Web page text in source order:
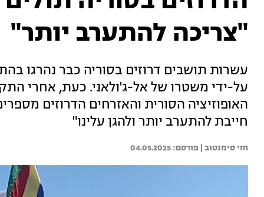
"צריכה להתערב יותר"
עשרות תושבים דרוזים בסוריה כבר נהרגו
על-ידי משטרו של אל-ג'ולאני. כעת, אחרי
האופוזיציה הסורית והאזרחים הדרוזים
חייבת להתערב יותר ולהגן עלינו"
חזי סימנטוב | 04.05.2025